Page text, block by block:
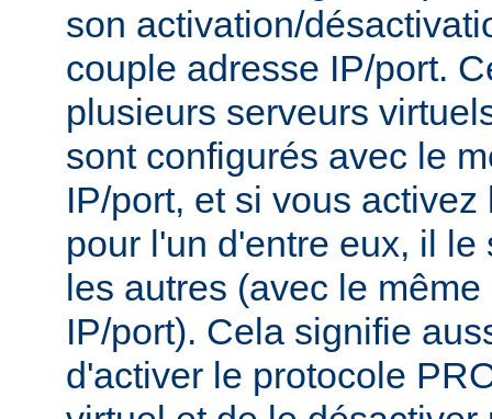
son activation/
couple adresse IP/port.
plusieurs serveurs
sont configurés avec le
IP/port, et si vous
pour l'un d'entre eux, il
les autres (avec le
IP/port). Cela signifie
d'activer le protocole